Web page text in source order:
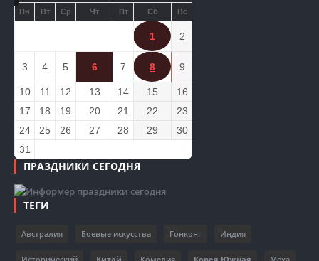
Пн
Вт Ср Чт Пт Сб Вс
1 2
3 4 5 6 7 8 9
10 11 12 13 14 15
16
17
18 19 20 21 22
23
24
25 26 27 28 29
30
31
ПРАЗДНИКИ СЕГОДНЯ
ТЕГИ
Австралия Боевые искусства Гонконг Индия